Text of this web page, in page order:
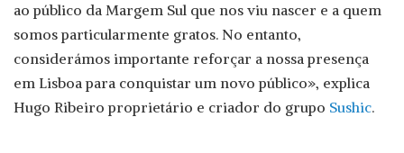
ao público da Margem Sul que nos viu nascer e a quem
somos particularmente gratos. No entanto,
considerámos importante reforçar a nossa presença
em Lisboa para conquistar um novo público», explica
Hugo Ribeiro proprietário e criador do grupo Sushic.